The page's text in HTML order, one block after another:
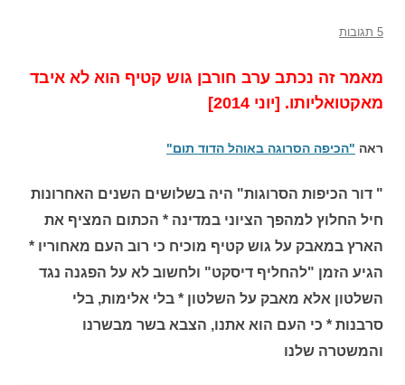
5 תגובות
מאמר זה נכתב ערב חורבן גוש קטיף הוא לא איבד
מאקטואליותו. [יוני 2014]
ראה "הכיפה הסרוגה באוהל הדוד תום"
" דור הכיפות הסרוגות" היה בשלושים השנים האחרונות
חיל החלוץ למהפך הציוני במדינה * הכתום המציף את
הארץ במאבק על גוש קטיף מוכיח כי רוב העם מאחוריו *
הגיע הזמן "להחליף דיסקט" ולחשוב לא על הפגנה נגד
השלטון אלא מאבק על השלטון * בלי אלימות, בלי
סרבנות * כי העם הוא אתנו, הצבא בשר מבשרנו
והמשטרה שלנו